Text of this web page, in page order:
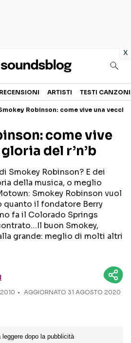
x
TESTI CANZONI
TOUR ED EVENTI
TALENT SHOW
sui social
RECENSIONI ARTISTI TESTI CANZONI
Robinson: come vive una
come vive
del r’n’b
Smokey Robinson? E dei
della musica, o meglio
Smokey Robinson vuol
quanto il fondatore Berry
fa il Colorado Springs
buon Smokey,
grande: meglio di molti altri
2010
AGGIORNATO 31 AGOSTO 2020